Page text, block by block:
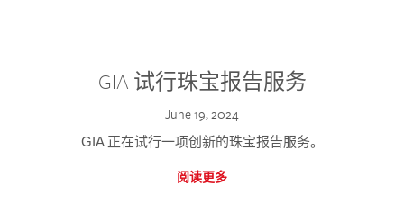
GIA 试行珠宝报告服务
June 19, 2024
GIA 正在试行一项创新的珠宝报告服务。
阅读更多